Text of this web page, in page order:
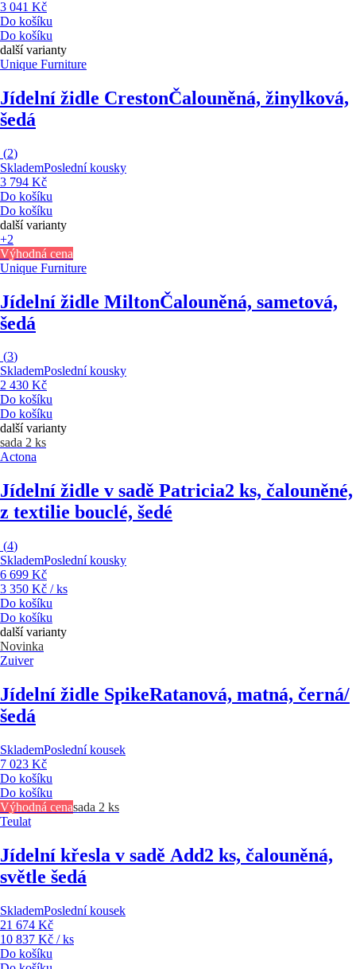
3 041 Kč
Do košíku
Do košíku
další varianty
Unique Furniture
Jídelní židle CrestonČalouněná, žinylková,
šedá
(2)
SklademPoslední kousky
3 794 Kč
Do košíku
Do košíku
další varianty
+2
Výhodná cena
Unique Furniture
Jídelní židle MiltonČalouněná, sametová,
šedá
(3)
SklademPoslední kousky
2 430 Kč
Do košíku
Do košíku
další varianty
sada 2 ks
Actona
Jídelní židle v sadě Patricia2 ks, čalouněné,
z textilie bouclé, šedé
(4)
SklademPoslední kousky
6 699 Kč
3 350 Kč / ks
Do košíku
Do košíku
další varianty
Novinka
Zuiver
Jídelní židle SpikeRatanová, matná, černá/
šedá
SklademPoslední kousek
7 023 Kč
Do košíku
Do košíku
Výhodná cenasada 2 ks
Teulat
Jídelní křesla v sadě Add2 ks, čalouněná,
světle šedá
SklademPoslední kousek
21 674 Kč
10 837 Kč / ks
Do košíku